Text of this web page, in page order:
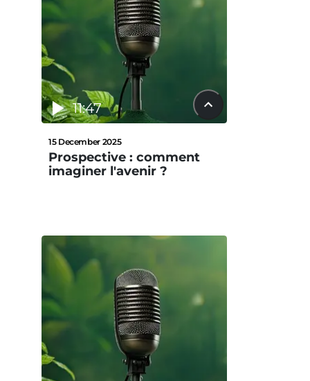
11:47
15 December 2025
Prospective : comment
imaginer l'avenir ?